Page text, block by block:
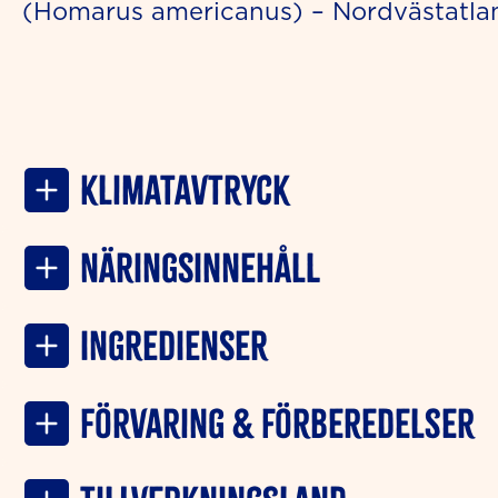
(Homarus americanus) –
Klimatavtryck
NÄRINGSINNEHÅLL
INGREDIENSER
Förvaring & förberedelser